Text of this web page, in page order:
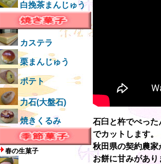
石臼と杵でぺっ
でカットします。
秋田県の契約農
お餅に甘みがあり
白挽茶まんじゅう
カステラ
栗まんじゅう
ポテト
力石(大盤石)
焼きくるみ
春の生菓子